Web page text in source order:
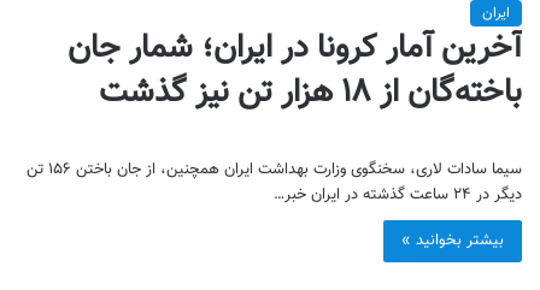
ایران
آخرین آمار کرونا در ایران؛ شمار جان
باخته‌گان از ۱۸ هزار تن نیز گذشت
سیما سادات لاری، سخنگوی وزارت بهداشت ایران همچنین، از جان باختن ۱۵۶ تن
دیگر در ۲۴ ساعت گذشته در ایران خبر…
بیشتر بخوانید »